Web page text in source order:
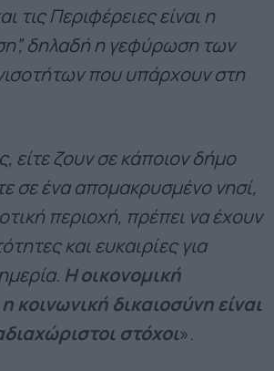
τις Περιφέρειες είναι η
δηλαδή η γεφύρωση των
που υπάρχουν στη
είτε ζουν σε κάποιον δήμο
σε ένα απομακρυσμένο νησί,
περιοχή, πρέπει να έχουν
και ευκαιρίες για
Η οικονομική
κοινωνική δικαιοσύνη είναι
στόχοι».